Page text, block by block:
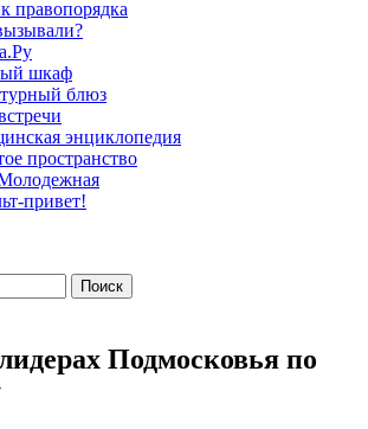
правопорядка
шкаф
блюз
энциклопедия
пространство
привет!
Подмосковья по